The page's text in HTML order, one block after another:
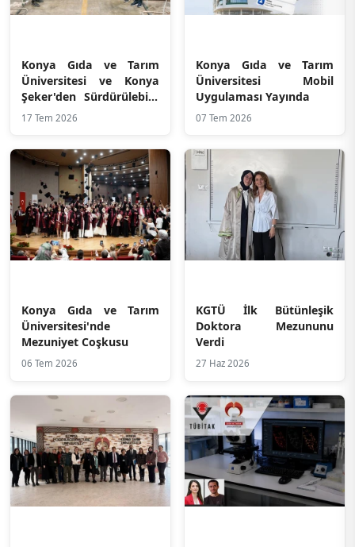
Konya Gıda ve Tarım
Üniversitesi ve Konya
Şeker'den Sürdürülebilir
Tarımda Dev Adım:
Maksimum Verim
17 Tem 2026
Konya Gıda ve Tarım
Üniversitesi Mobil
Uygulaması Yayında
07 Tem 2026
Konya Gıda ve Tarım
Üniversitesi'nde
Mezuniyet Coşkusu
06 Tem 2026
KGTÜ İlk Bütünleşik
Doktora Mezununu
Verdi
27 Haz 2026